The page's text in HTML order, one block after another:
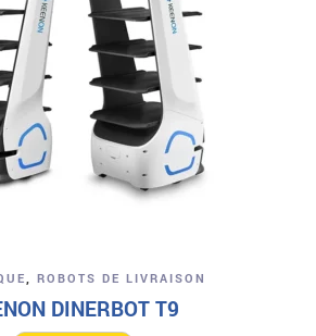
ROBOTS DE LIVRAISON
DINERBOT T9